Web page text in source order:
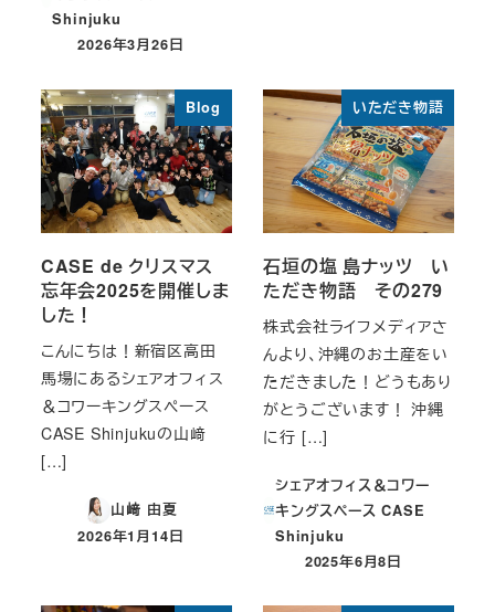
Shinjuku
投稿日
2026年3月26日
Blog
CASE de クリスマス
忘年会2025を開催しま
した！
こんにちは！新宿区高田
馬場にあるシェアオフィス
＆コワーキングスペース
CASE Shinjukuの山﨑
[…]
山﨑 由夏
投稿日
2026年1月14日
いただき物語
石垣の塩 島ナッツ い
ただき物語 その279
株式会社ライフメディアさ
んより、沖縄のお土産をい
ただきました！どうもあり
がとうございます！ 沖縄
に行 […]
シェアオフィス＆コワー
キングスペース CASE
Shinjuku
投稿日
2025年6月8日